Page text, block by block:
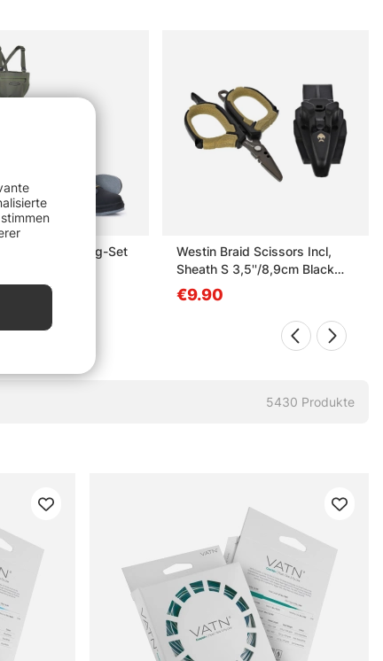
Vanda Wading-Set
Westin Braid Scissors Incl,
Sheath S 3,5''/8,9cm Black
Sand
€9.90
5430 Produkte